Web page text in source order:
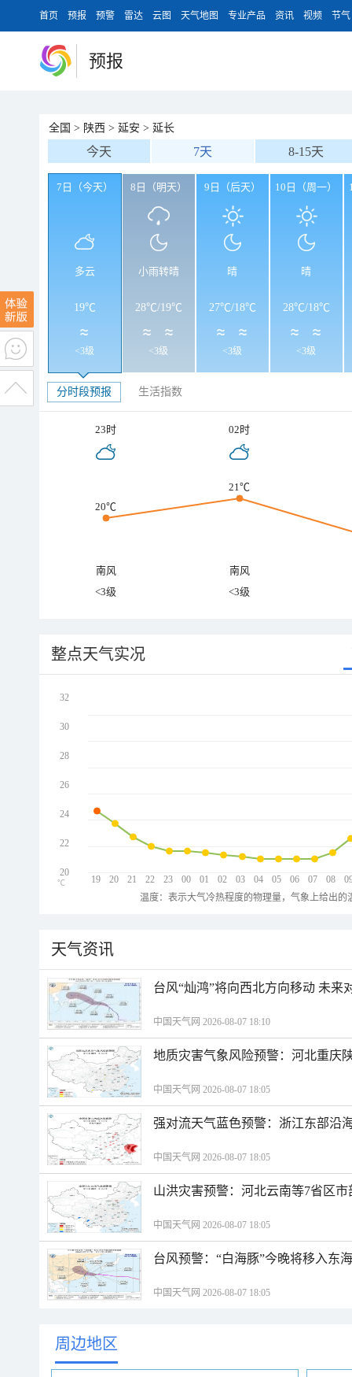
首页 预报 预警 雷达 云图 天气地图 专业产品 资讯 视频 节气
预报
全国 > 陕西 > 延安 > 延长
今天 7天 8-15天
7日（今天）
多云
19℃
<3级
8日（明天）
小雨转晴
28℃/19℃
<3级
9日（后天）
晴
27℃/18℃
<3级
10日（周一）
晴
28℃/18℃
<3级
分时段预报 生活指数
23时 02时
20℃
21℃
南风
南风
<3级
<3级
整点天气实况
19 20 21 22 23 00 01 02 03 04 05 06 07 08
32
30
28
26
24
22
20
℃
温度：表示大气冷热程度的物理量，气象上给出
天气资讯
台风“灿鸿”将向西北方向移动 未来
中国天气网 2026-08-07 18:10
地质灾害气象风险预警：河北重庆
中国天气网 2026-08-07 18:05
强对流天气蓝色预警：浙江东部沿
中国天气网 2026-08-07 18:05
山洪灾害预警：河北云南等7省区
中国天气网 2026-08-07 18:05
台风预警：“白海豚”今晚将移入东
中国天气网 2026-08-07 18:05
周边地区